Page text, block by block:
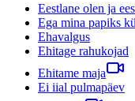
Eestlane olen ja
Ega mina papiks
Ehavalgus
Ehitage rahukojad
Ehitame maja
Ei iial pulmapäev